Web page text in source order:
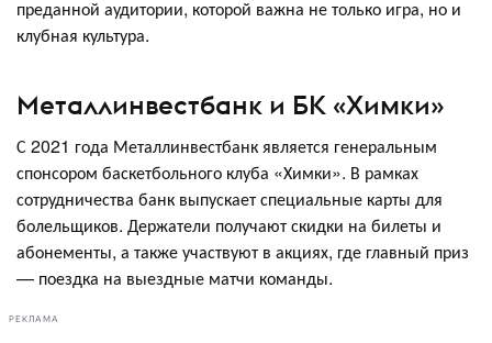
преданной аудитории, которой важна не только игра, но и
клубная культура.
Металлинвестбанк и БК «Химки»
С 2021 года Металлинвестбанк является генеральным
спонсором баскетбольного клуба «Химки». В рамках
сотрудничества банк выпускает специальные карты для
болельщиков. Держатели получают скидки на билеты и
абонементы, а также участвуют в акциях, где главный приз
— поездка на выездные матчи команды.
РЕКЛАМА